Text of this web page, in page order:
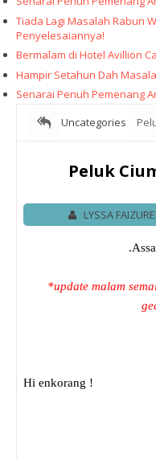
Tiada Lagi Masalah Rabun
Penyelesaiannya!
Bermalam di Hotel Avillion
Hampir Setahun Dah
Senarai Penuh Pemenang
Uncategories
Peluk
LYSSA
*update malam
Hi enkorang !